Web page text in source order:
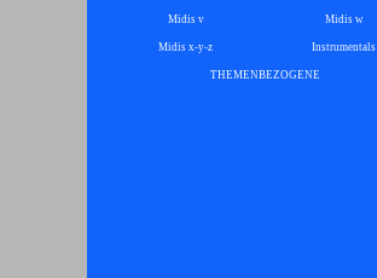
Midis v Midis w
Midis x-y-z Instrumentals
THEMENBEZOGENE